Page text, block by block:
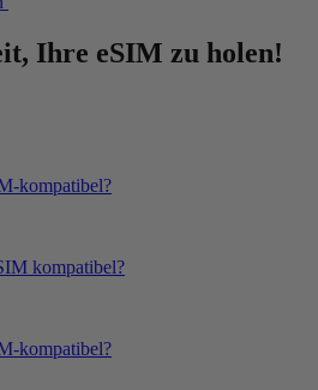
Ihre eSIM zu holen!
kompatibel?
kompatibel?
kompatibel?